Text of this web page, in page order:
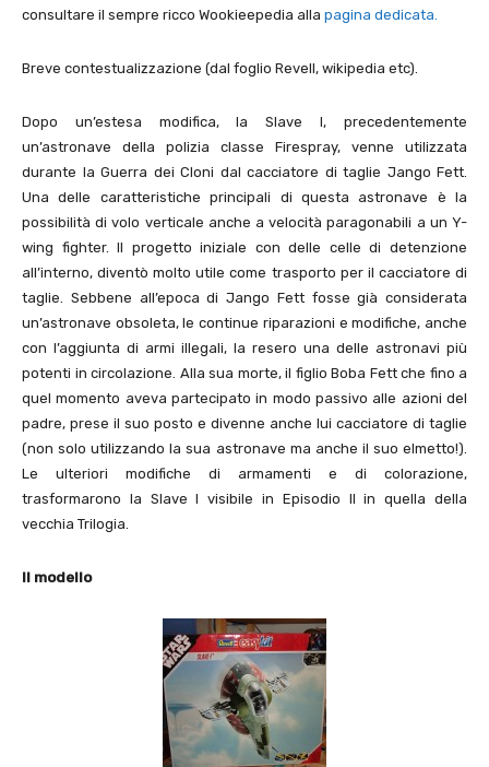
consultare il sempre ricco Wookieepedia alla pagina dedicata.
Breve contestualizzazione (dal foglio Revell, wikipedia etc).
Dopo un’estesa modifica, la Slave I, precedentemente
un’astronave della polizia classe Firespray, venne utilizzata
durante la Guerra dei Cloni dal cacciatore di taglie Jango Fett.
Una delle caratteristiche principali di questa astronave è la
possibilità di volo verticale anche a velocità paragonabili a un Y-
wing fighter. Il progetto iniziale con delle celle di detenzione
all’interno, diventò molto utile come trasporto per il cacciatore di
taglie. Sebbene all’epoca di Jango Fett fosse già considerata
un’astronave obsoleta, le continue riparazioni e modifiche, anche
con l’aggiunta di armi illegali, la resero una delle astronavi più
potenti in circolazione. Alla sua morte, il figlio Boba Fett che fino a
quel momento aveva partecipato in modo passivo alle azioni del
padre, prese il suo posto e divenne anche lui cacciatore di taglie
(non solo utilizzando la sua astronave ma anche il suo elmetto!).
Le ulteriori modifiche di armamenti e di colorazione,
trasformarono la Slave I visibile in Episodio II in quella della
vecchia Trilogia.
Il modello